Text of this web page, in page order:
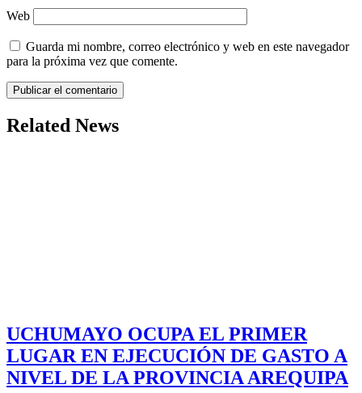
Web
Guarda mi nombre, correo electrónico y web en este navegador
para la próxima vez que comente.
Related News
UCHUMAYO OCUPA EL PRIMER
LUGAR EN EJECUCIÓN DE GASTO A
NIVEL DE LA PROVINCIA AREQUIPA